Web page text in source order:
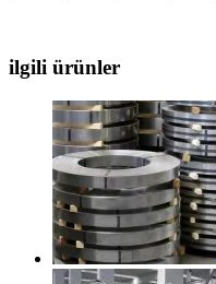
ilgili ürünler